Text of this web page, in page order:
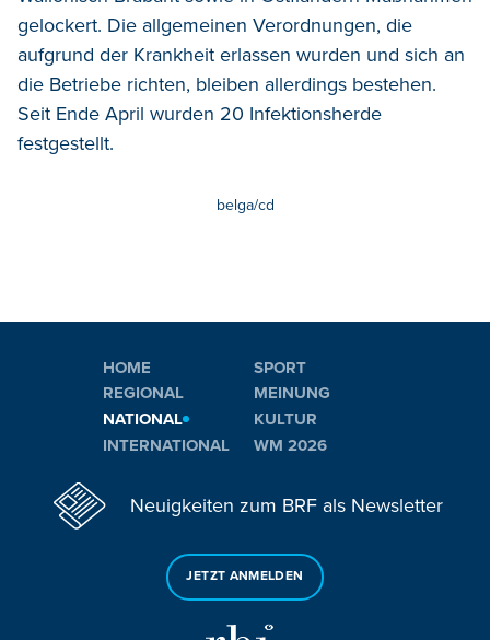
gelockert. Die allgemeinen Verordnungen, die
aufgrund der Krankheit erlassen wurden und sich an
die Betriebe richten, bleiben allerdings bestehen.
Seit Ende April wurden 20 Infektionsherde
festgestellt.
belga/cd
HOME
REGIONAL
NATIONAL
INTERNATIONAL
SPORT
MEINUNG
KULTUR
WM 2026
Neuigkeiten zum BRF als Newsletter
JETZT ANMELDEN